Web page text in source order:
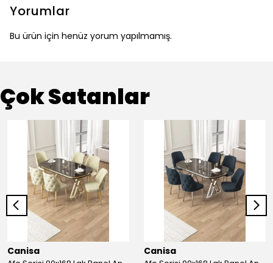
Yorumlar
Bu ürün için henüz yorum yapılmamış.
Çok Satanlar
Canisa Canisa